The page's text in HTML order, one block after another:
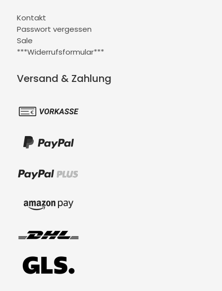
Kontakt
Passwort vergessen
Sale
***Widerrufsformular***
Versand & Zahlung